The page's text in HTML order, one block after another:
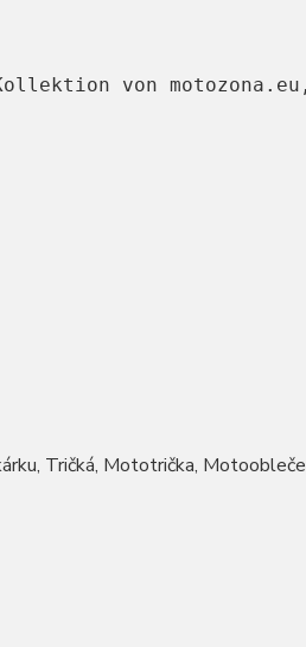
von
Tričká, Mototrička,